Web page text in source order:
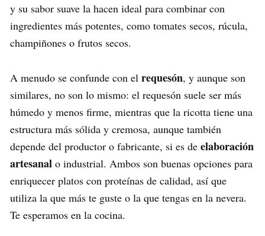
y su sabor suave la hacen ideal para combinar con
ingredientes más potentes, como tomates secos, rúcula,
champiñones o frutos secos.
A menudo se confunde con el requesón, y aunque son
similares, no son lo mismo: el requesón suele ser más
húmedo y menos firme, mientras que la ricotta tiene una
estructura más sólida y cremosa, aunque también
depende del productor o fabricante, si es de elaboración
artesanal o industrial. Ambos son buenas opciones para
enriquecer platos con proteínas de calidad, así que
utiliza la que más te guste o la que tengas en la nevera.
Te esperamos en la cocina.